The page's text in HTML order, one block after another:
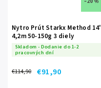
Nytro Prút Starkx Method 14'
4,2m 50-150g 3 diely
Skladom - Dodanie do 1-2
pracovných dní
€114,90 €91,90